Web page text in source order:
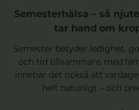
Semesterhälsa – så
tar hand om
Semester betyder ledighet,
och tid tillsammans med
innebär det också att
helt naturligt – och